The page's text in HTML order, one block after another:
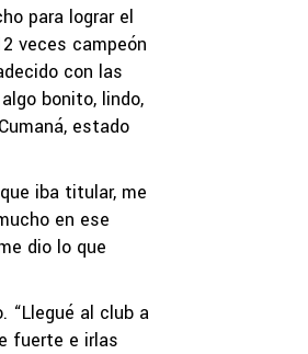
para lograr el
veces campeón
con las
bonito, lindo,
estado
iba titular, me
en ese
dio lo que
“Llegué al club a
fuerte e irlas